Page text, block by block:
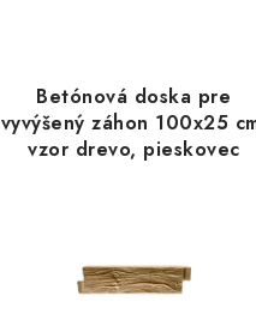
Betónová doska pre
vyvýšený záhon 100x25
vzor drevo, pieskovec